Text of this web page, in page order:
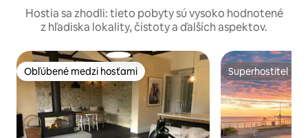
Hostia sa zhodli: tieto pobyty sú vysoko hodnotené
z hľadiska lokality, čistoty a ďalších aspektov.
Obľúbené medzi hosťami
Obľúbené medzi hosťami Superhostiteľ
Superhostiteľ